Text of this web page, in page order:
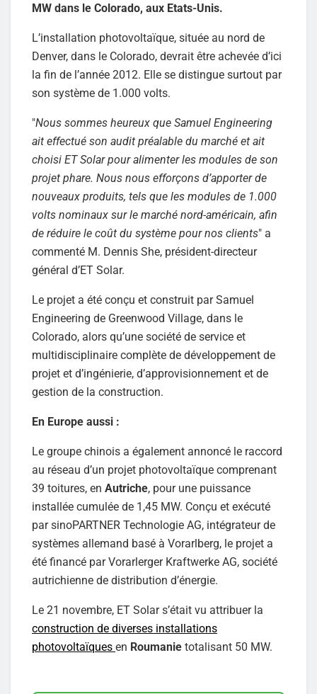
MW dans le Colorado, aux Etats-Unis.
L’installation photovoltaïque, située au nord de
Denver, dans le Colorado, devrait être achevée d’ici
la fin de l’année 2012. Elle se distingue surtout par
son système de 1.000 volts.
"Nous sommes heureux que Samuel Engineering
ait effectué son audit préalable du marché et ait
choisi ET Solar pour alimenter les modules de son
projet phare. Nous nous efforçons d’apporter de
nouveaux produits, tels que les modules de 1.000
volts nominaux sur le marché nord-américain, afin
de réduire le coût du système pour nos clients" a
commenté M. Dennis She, président-directeur
général d’ET Solar.
Le projet a été conçu et construit par Samuel
Engineering de Greenwood Village, dans le
Colorado, alors qu’une société de service et
multidisciplinaire complète de développement de
projet et d’ingénierie, d’approvisionnement et de
gestion de la construction.
En Europe aussi :
Le groupe chinois a également annoncé le raccord
au réseau d’un projet photovoltaïque comprenant
39 toitures, en Autriche, pour une puissance
installée cumulée de 1,45 MW. Conçu et exécuté
par sinoPARTNER Technologie AG, intégrateur de
systèmes allemand basé à Vorarlberg, le projet a
été financé par Vorarlerger Kraftwerke AG, société
autrichienne de distribution d’énergie.
Le 21 novembre, ET Solar s’était vu attribuer la
construction de diverses installations
photovoltaïques en Roumanie totalisant 50 MW.